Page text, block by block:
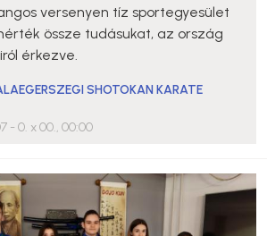
versenyen tíz sportegyesület
össze tudásukat, az ország
érkezve.
SHOTOKAN KARATE
- 0. x 00., 00:00